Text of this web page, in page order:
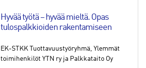
Hyvää työtä – hyvää mieltä. Opas
tulospalkkioiden rakentamiseen
EK-STKK Tuottavuustyöryhmä, Ylemmät
toimihenkilöt YTN ry ja Palkkataito Oy